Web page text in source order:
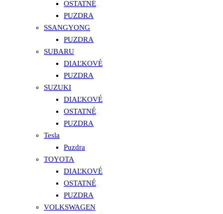
OSTATNÉ
PUZDRA
SSANGYONG
PUZDRA
SUBARU
DIAĽKOVÉ
PUZDRA
SUZUKI
DIAĽKOVÉ
OSTATNÉ
PUZDRA
Tesla
Puzdra
TOYOTA
DIAĽKOVÉ
OSTATNÉ
PUZDRA
VOLKSWAGEN